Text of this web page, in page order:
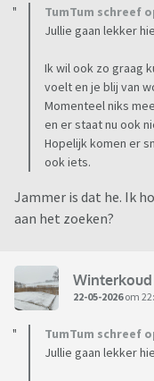
TumTum schreef
Jullie gaan lekker
Ik wil ook zo graag
voelt en je blij van
Momenteel niks
en er staat nu ook
Hopelijk komen er
ook iets.
Jammer is dat he. Ik
aan het zoeken?
Winterkoud
22-05-2026om
TumTum schreef
Jullie gaan lekker